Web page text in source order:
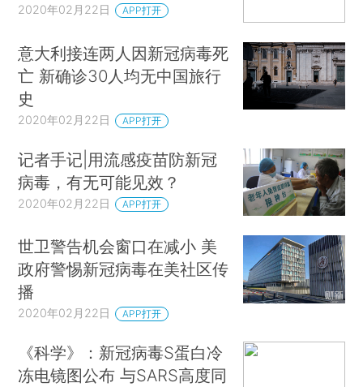
2020年02月22日 APP打开
意大利接连两人因新冠病毒死
亡 新确诊30人均无中国旅行
史
2020年02月22日 APP打开
记者手记|用流感疫苗防新冠
病毒，有无可能见效？
2020年02月22日 APP打开
世卫警告机会窗口在减小 美
政府警惕新冠病毒在美社区传
播
2020年02月22日 APP打开
《科学》：新冠病毒S蛋白冷
冻电镜图公布 与SARS高度同